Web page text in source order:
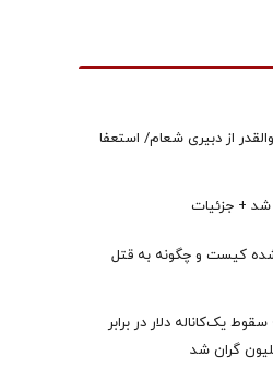
از دبیری شعام/ استعفا
شد + جزئیات
شده کیست و چگونه به قتل
یک‌کاناله دلار در برابر